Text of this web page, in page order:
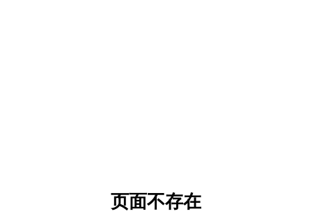
页面不存在